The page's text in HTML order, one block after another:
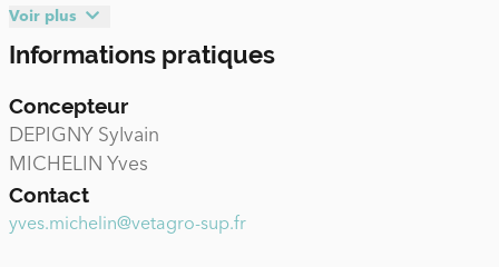
Le «genêt belliqueux » est un jeu de plateau qui se
ludique les interactions entre pâturage et colonisation
forestière pour le contrôle de l'ouverture du paysage.
Chaque joueur (l'éleveur, la ronce, le pin et le genêt) a
sa propre stratégie d'occupation de l'espace. Le
certain nombre d'événements (économiques,
climatiques, écologiques, politiques) découlant du
Voir plus
Informations pratiques
Concepteur
DEPIGNY Sylvain
MICHELIN Yves
Contact
yves.michelin@vetagro-sup.fr